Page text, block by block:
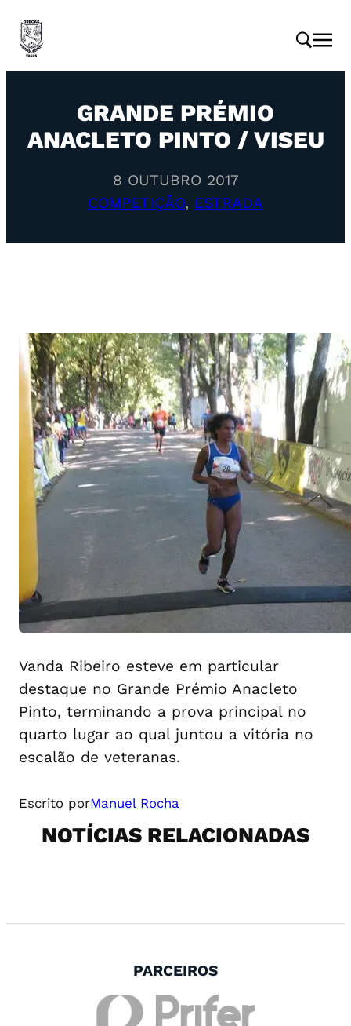
GRANDE PRÉMIO
ANACLETO PINTO / VISEU
8 OUTUBRO 2017
COMPETIÇÃO, ESTRADA
Vanda Ribeiro esteve em particular
destaque no Grande Prémio Anacleto
Pinto, terminando a prova principal no
quarto lugar ao qual juntou a vitória no
escalão de veteranas.
Escrito porManuel Rocha
NOTÍCIAS RELACIONADAS
PARCEIROS